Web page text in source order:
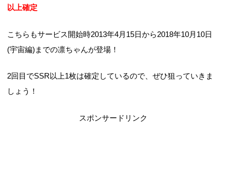
以上確定
こちらもサービス開始時2013年4月15日から2018年10月10日
(宇宙編)までの凛ちゃんが登場！
2回目でSSR以上1枚は確定しているので、ぜひ狙っていきま
しょう！
スポンサードリンク